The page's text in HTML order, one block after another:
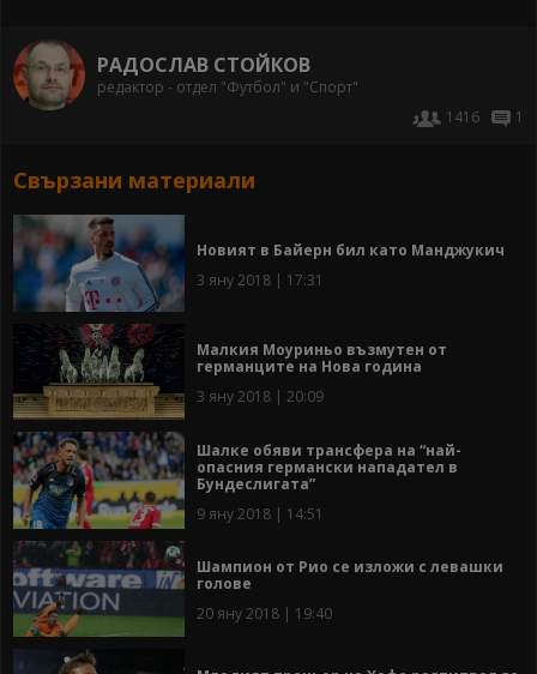
РАДОСЛАВ СТОЙКОВ
редактор - отдел "Футбол" и "Спорт"
1416
1
Свързани материали
Новият в Байерн бил като Манджукич
3 яну 2018 | 17:31
Малкия Моуриньо възмутен от
германците на Нова година
3 яну 2018 | 20:09
Шалке обяви трансфера на “най-
опасния германски нападател в
Бундеслигата”
9 яну 2018 | 14:51
Шампион от Рио се изложи с левашки
голове
20 яну 2018 | 19:40